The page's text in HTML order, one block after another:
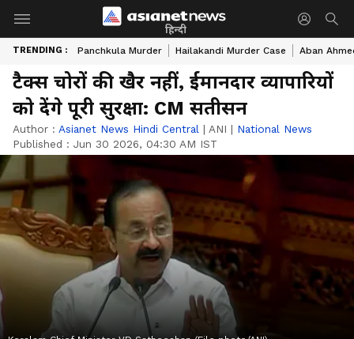
हिन्दी
TRENDING : Panchkula Murder Hailakandi Murder Case Aban
टैक्स चोरों की खैर नहीं, ईमानदार व्यापारियों
को देंगे पूरी सुरक्षा: CM सतीसन
Author : Asianet News Hindi Central | ANI | National News
Published : Jun 30 2026, 04:30 AM IST